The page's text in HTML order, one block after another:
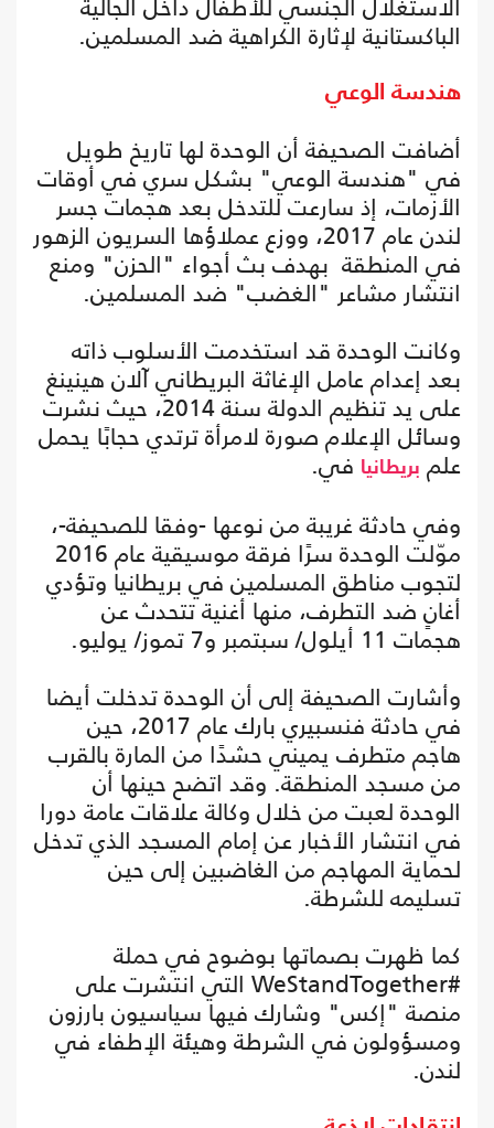
الباكستانية لإثارة الكراهية ضد المسلمين.
هندسة الوعي
أضافت الصحيفة أن الوحدة لها تاريخ طويل
في "هندسة الوعي" بشكل سري في أوقات
الأزمات، إذ سارعت للتدخل بعد هجمات جسر
لندن عام 2017، ووزع عملاؤها السريون الزهور
في المنطقة بهدف بث أجواء "الحزن" ومنع
انتشار مشاعر "الغضب" ضد المسلمين.
وكانت الوحدة قد استخدمت الأسلوب ذاته
بعد إعدام عامل الإغاثة البريطاني آلان هينينغ
على يد تنظيم الدولة سنة 2014، حيث نشرت
وسائل الإعلام صورة لامرأة ترتدي حجابًا يحمل
علم بريطانيا في.
وفي حادثة غريبة من نوعها -وفقا للصحيفة-،
موّلت الوحدة سرًا فرقة موسيقية عام 2016
لتجوب مناطق المسلمين في بريطانيا وتؤدي
أغانٍ ضد التطرف، منها أغنية تتحدث عن
هجمات 11 أيلول/ سبتمبر و7 تموز/ يوليو.
وأشارت الصحيفة إلى أن الوحدة تدخلت أيضا
في حادثة فنسبيري بارك عام 2017، حين
هاجم متطرف يميني حشدًا من المارة بالقرب
من مسجد المنطقة. وقد اتضح حينها أن
الوحدة لعبت من خلال وكالة علاقات عامة دورا
في انتشار الأخبار عن إمام المسجد الذي تدخل
لحماية المهاجم من الغاضبين إلى حين
تسليمه للشرطة.
كما ظهرت بصماتها بوضوح في حملة
#WeStandTogether التي انتشرت على
منصة "إكس" وشارك فيها سياسيون بارزون
ومسؤولون في الشرطة وهيئة الإطفاء في
لندن.